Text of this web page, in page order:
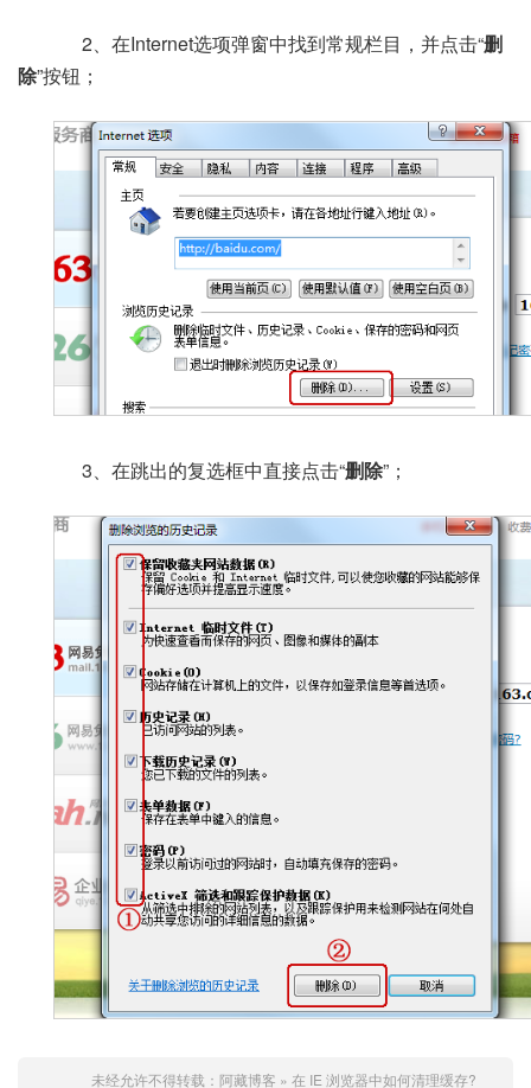
2、在Internet选项弹窗中找到常规栏目，并点击“删
除”按钮；
3、在跳出的复选框中直接点击“删除”；
未经允许不得转载： 阿藏博客 » 在 IE 浏览器中如何清理缓存?